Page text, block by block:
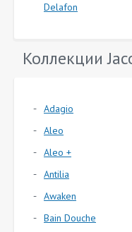
Delafon
Коллекции
Adagio
Aleo
Aleo +
Antilia
Awaken
Bain Douche